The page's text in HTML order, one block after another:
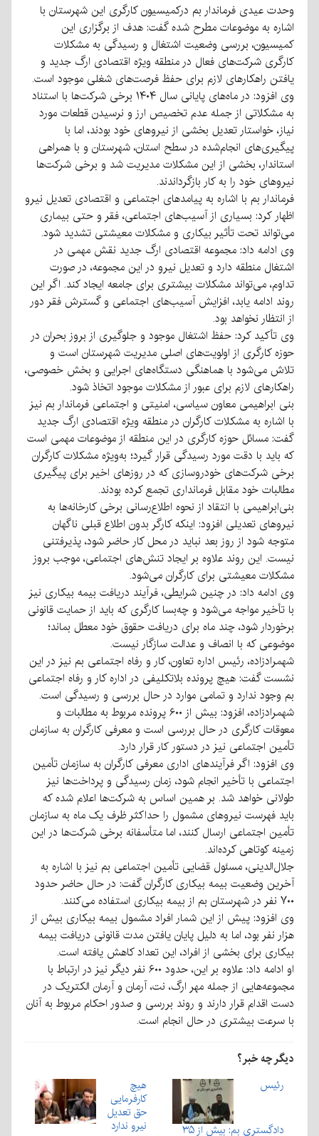
وحدت عیدی فرماندار بم درکمیسیون کارگری این شهرستان با
اشاره به موضوعات مطرح شده گفت: هدف از برگزاری این
کمیسیون، بررسی وضعیت اشتغال و رسیدگی به مشکلات
کارگری شرکت‌های فعال در منطقه ویژه اقتصادی ارگ جدید و
یافتن راهکارهای لازم برای حفظ فرصت‌های شغلی موجود است.
وی افزود: در ماه‌های پایانی سال ۱۴۰۴ برخی شرکت‌ها با استناد
به مشکلاتی از جمله عدم تخصیص ارز و نرسیدن قطعات مورد
نیاز، خواستار تعدیل بخشی از نیروهای خود بودند، اما با
پیگیری‌های انجام‌شده در سطح استان، شهرستان و با همراهی
استاندار، بخشی از این مشکلات مدیریت شد و برخی شرکت‌ها
نیروهای خود را به کار بازگرداندند.
فرماندار بم با اشاره به پیامدهای اجتماعی و اقتصادی تعدیل نیرو
اظهار کرد: بسیاری از آسیب‌های اجتماعی، فقر و حتی بیماری
می‌تواند تحت تأثیر بیکاری و مشکلات معیشتی تشدید شود.
وی ادامه داد: مجموعه اقتصادی ارگ جدید نقش مهمی در
اشتغال منطقه دارد و تعدیل نیرو در این مجموعه، در صورت
تداوم، می‌تواند مشکلات بیشتری برای جامعه ایجاد کند. اگر این
روند ادامه یابد، افزایش آسیب‌های اجتماعی و گسترش فقر دور
از انتظار نخواهد بود.
وی تأکید کرد: حفظ اشتغال موجود و جلوگیری از بروز بحران در
حوزه کارگری از اولویت‌های اصلی مدیریت شهرستان است و
تلاش می‌شود با هماهنگی دستگاه‌های اجرایی و بخش خصوصی،
راهکارهای لازم برای عبور از مشکلات موجود اتخاذ شود.
بنی ابراهیمی معاون سیاسی، امنیتی و اجتماعی فرماندار بم نیز
با اشاره به مشکلات کارگران در منطقه ویژه اقتصادی ارگ جدید
گفت: مسائل حوزه کارگری در این منطقه از موضوعات مهمی است
که باید با دقت مورد رسیدگی قرار گیرد؛ به‌ویژه مشکلات کارگران
برخی شرکت‌های خودروسازی که در روزهای اخیر برای پیگیری
مطالبات خود مقابل فرمانداری تجمع کرده بودند.
بنی‌ابراهیمی با انتقاد از نحوه اطلاع‌رسانی برخی کارخانه‌ها به
نیروهای تعدیلی افزود: اینکه کارگر بدون اطلاع قبلی ناگهان
متوجه شود از روز بعد نباید در محل کار حاضر شود، پذیرفتنی
نیست. این روند علاوه بر ایجاد تنش‌های اجتماعی، موجب بروز
مشکلات معیشتی برای کارگران می‌شود.
وی ادامه داد: در چنین شرایطی، فرآیند دریافت بیمه بیکاری نیز
با تأخیر مواجه می‌شود و چه‌بسا کارگری که باید از حمایت قانونی
برخوردار شود، چند ماه برای دریافت حقوق خود معطل بماند؛
موضوعی که با انصاف و عدالت سازگار نیست.
شهمرادزاده، رئیس اداره تعاون، کار و رفاه اجتماعی بم نیز در این
نشست گفت: هیچ پرونده بلاتکلیفی در اداره کار و رفاه اجتماعی
بم وجود ندارد و تمامی موارد در حال بررسی و رسیدگی است.
شهمرادزاده، افزود: بیش از ۶۰۰ پرونده مربوط به مطالبات و
معوقات کارگری در حال بررسی است و معرفی کارگران به سازمان
تأمین اجتماعی نیز در دستور کار قرار دارد.
وی افزود: اگر فرآیندهای اداری معرفی کارگران به سازمان تأمین
اجتماعی با تأخیر انجام شود، زمان رسیدگی و پرداخت‌ها نیز
طولانی خواهد شد. بر همین اساس به شرکت‌ها اعلام شده که
باید فهرست نیروهای مشمول را حداکثر ظرف یک ماه به سازمان
تأمین اجتماعی ارسال کنند، اما متأسفانه برخی شرکت‌ها در این
زمینه کوتاهی کرده‌اند.
جلال‌الدینی، مسئول قضایی تأمین اجتماعی بم نیز با اشاره به
آخرین وضعیت بیمه بیکاری کارگران گفت: در حال حاضر حدود
۷۰۰ نفر در شهرستان بم از بیمه بیکاری استفاده می‌کنند.
وی افزود: پیش از این شمار افراد مشمول بیمه بیکاری بیش از
هزار نفر بود، اما به دلیل پایان یافتن مدت قانونی دریافت بیمه
بیکاری برای بخشی از افراد، این تعداد کاهش یافته است.
او ادامه داد: علاوه بر این، حدود ۶۰۰ نفر دیگر نیز در ارتباط با
مجموعه‌هایی از جمله مهر ارگ، نت، آرمان و آرمان الکتریک در
دست اقدام قرار دارند و روند بررسی و صدور احکام مربوط به آنان
با سرعت بیشتری در حال انجام است.
دیگر چه خبر؟
رئیس
دادگستری بم: بیش از ۳۵
هیچ
کارفرمایی
حق تعدیل
نیرو ندارد